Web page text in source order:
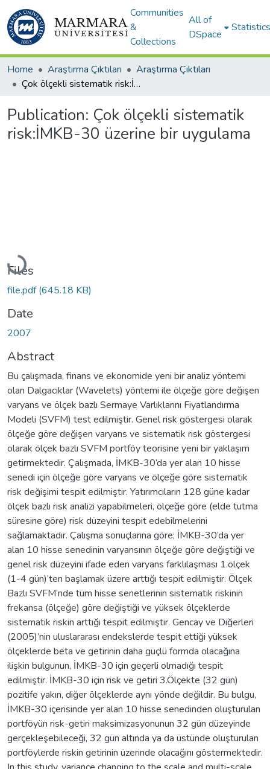
Communities
&
Collections
All of
DSpace
Statistics
Home Araştırma Çıktıları
Araştırma Çıktıları
Çok ölçekli sistematik risk:İMKB-30 üzerine bir uygulama
Publication: Çok ölçekli sistematik
risk:İMKB-30 üzerine bir uygulama
Loading...
Files
file.pdf(645.18 KB)
Date
2007
Abstract
Bu çalışmada, finans ve ekonomide yeni bir analiz yöntemi
olan Dalgacıklar (Wavelets) yöntemi ile ölçeğe göre değişen
varyans ve ölçek bazlı Sermaye Varlıklarını Fiyatlandırma
Modeli (SVFM) test edilmiştir. Genel risk göstergesi olarak
ölçeğe göre değişen varyans ve sistematik risk göstergesi
olarak ölçek bazlı SVFM portföy teorisine yeni bir yaklaşım
getirmektedir. Çalışmada, İMKB-30’da yer alan 10 hisse
senedi için ölçeğe göre varyans ve ölçeğe göre sistematik
risk değişimi tespit edilmiştir. Yatırımcıların 128 güne kadar
ölçek bazlı risk analizi yapabilmeleri, ölçeğe göre (elde tutma
süresine göre) risk düzeyini tespit edebilmelerini
sağlamaktadır. Çalışma sonuçlarına göre; İMKB-30’da yer
alan 10 hisse senedinin varyansının ölçeğe göre değiştiği ve
genel risk düzeyini ifade eden varyans farklılaşması 1.ölçek
(1-4 gün)’ten başlamak üzere arttığı tespit edilmiştir. Ölçek
Bazlı SVFM’nde tüm hisse senetlerinin sistematik riskinin
frekansa (ölçeğe) göre değiştiği ve yüksek ölçeklerde
sistematik riskin arttığı tespit edilmiştir. Gencay ve Diğerleri
(2005)’nin uluslararası endekslerde tespit ettiği yüksek
ölçeklerde beta ve getirinin daha güçlü formda olacağına
ilişkin bulgunun, İMKB-30 için geçerli olmadığı tespit
edilmiştir. İMKB-30 için risk ve getiri 3.Ölçekte (32 gün)
pozitife yakın, diğer ölçeklerde aynı yönde değildir. Bu bulgu,
İMKB-30 içerisinde yer alan 10 hisse senedinden oluşturulan
portföyün risk-getiri maksimizasyonunun 32 gün düzeyinde
gerçekleşebileceği, 32 gün altında ya da üstünde oluşturulan
portföylerde riskin getirinin üzerinde olacağını göstermektedir.